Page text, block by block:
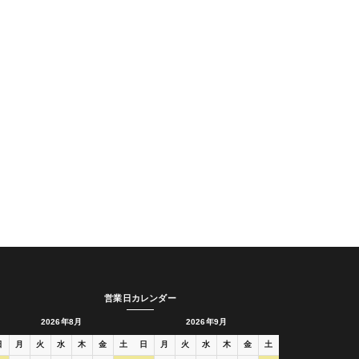
営業日カレンダー
2026年8月
月 火 水 木 金 土
2026年9月
日 月 火 水 木 金 土